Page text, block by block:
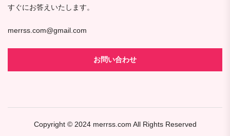
すぐにお答えいたします。
merrss.com@gmail.com
お問い合わせ
Copyright © 2024 merrss.com All Rights Reserved